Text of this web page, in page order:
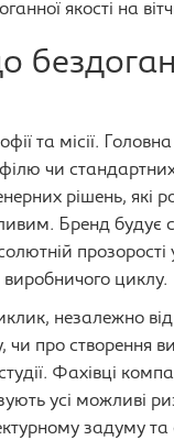
якості на
та місії.
чи
рішень, які
Бренд будує
прозорості
виробничого циклу.
незалежно
чи про створення
Фахівці
усі можливі
задуму